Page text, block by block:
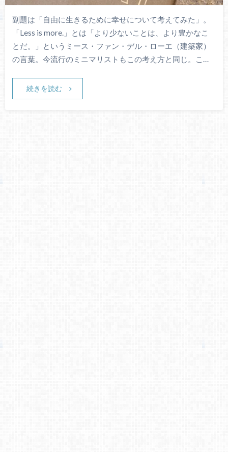
副題は「自由に生きるために幸せについて考えてみた」。
「Less is more.」とは「より少ないことは、より豊かなこ
とだ。」というミース・ファン・デル・ローエ（建築家）
の言葉。今流行のミニマリストもこの考え方と同じ。こ…
続きを読む